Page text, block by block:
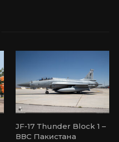
JF-17 Thunder Block 1 –
ВВС Пакистана